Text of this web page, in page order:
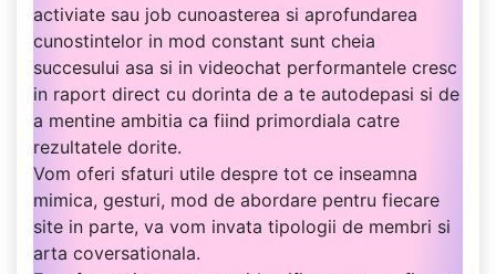
activiate sau job cunoasterea si aprofundarea
cunostintelor in mod constant sunt cheia
succesului asa si in videochat performantele cresc
in raport direct cu dorinta de a te autodepasi si de
a mentine ambitia ca fiind primordiala catre
rezultatele dorite.
Vom oferi sfaturi utile despre tot ce inseamna
mimica, gesturi, mod de abordare pentru fiecare
site in parte, va vom invata tipologii de membri si
arta coversationala.